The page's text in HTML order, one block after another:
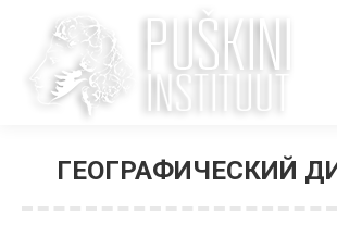
ГЕОГРАФИЧЕСКИЙ